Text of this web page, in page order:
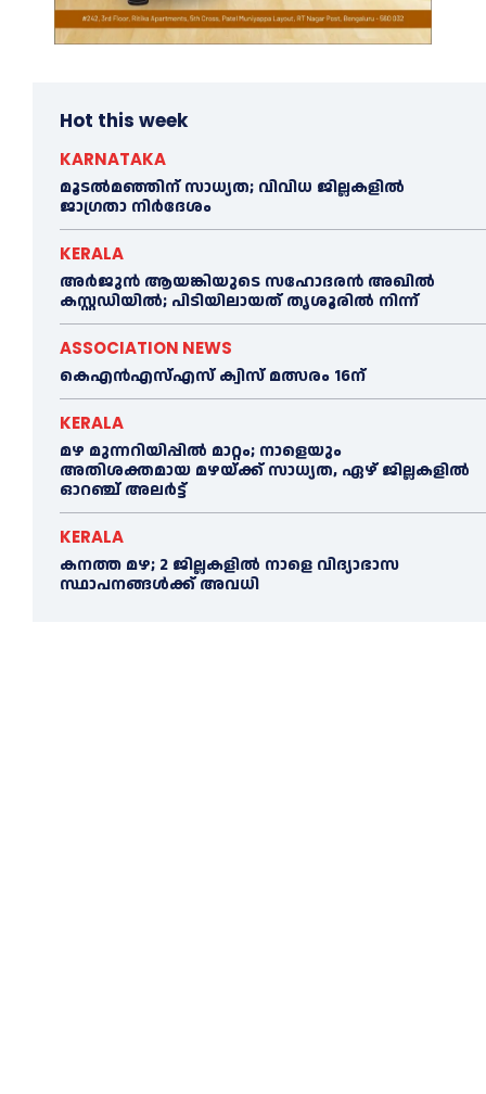
Hot this week
KARNATAKA
മൂടൽമഞ്ഞിന് സാധ്യത; വിവിധ ജില്ലകളിൽ
ജാഗ്രതാ നിർദേശം
KERALA
അര്‍ജുന്‍ ആയങ്കിയുടെ സഹോദരന്‍ അഖില്‍
കസ്റ്റഡിയില്‍; പിടിയിലായത് തൃശൂരില്‍ നിന്ന്
ASSOCIATION NEWS
കെഎൻഎസ്എസ് ക്വിസ് മത്സരം 16ന്
KERALA
മഴ മുന്നറിയിപ്പിൽ മാറ്റം; നാളെയും
അതിശക്തമായ മഴയ്ക്ക് സാധ്യത, ഏഴ് ജില്ലകളിൽ
ഓറഞ്ച് അലർട്ട്
KERALA
കനത്ത മഴ; 2 ജില്ലകളില്‍ നാളെ വിദ്യാഭാസ
സ്ഥാപനങ്ങള്‍ക്ക് അവധി